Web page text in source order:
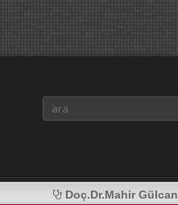
Doç.Dr.Mahir Gülcan